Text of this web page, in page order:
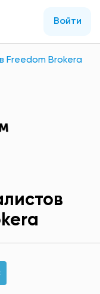
Войти
Freedom Brokerа